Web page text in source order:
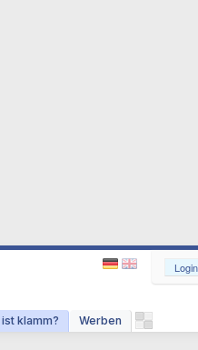
ist klamm? Werben
Login